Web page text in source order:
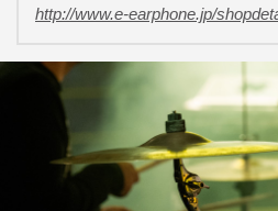
http://www.e-earphone.jp/